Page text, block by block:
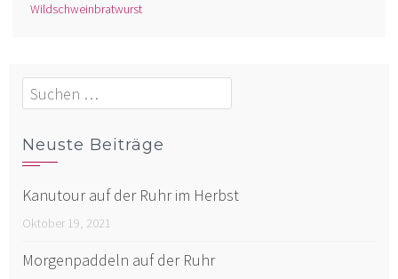
Wildschweinbratwurst
Suchen
nach:
Neuste Beiträge
Kanutour auf der Ruhr im Herbst
Oktober 19, 2021
Morgenpaddeln auf der Ruhr